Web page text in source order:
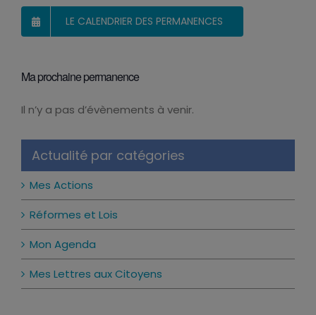
LE CALENDRIER DES PERMANENCES
Ma prochaine permanence
Il n’y a pas d’évènements à venir.
Actualité par catégories
Mes Actions
Réformes et Lois
Mon Agenda
Mes Lettres aux Citoyens